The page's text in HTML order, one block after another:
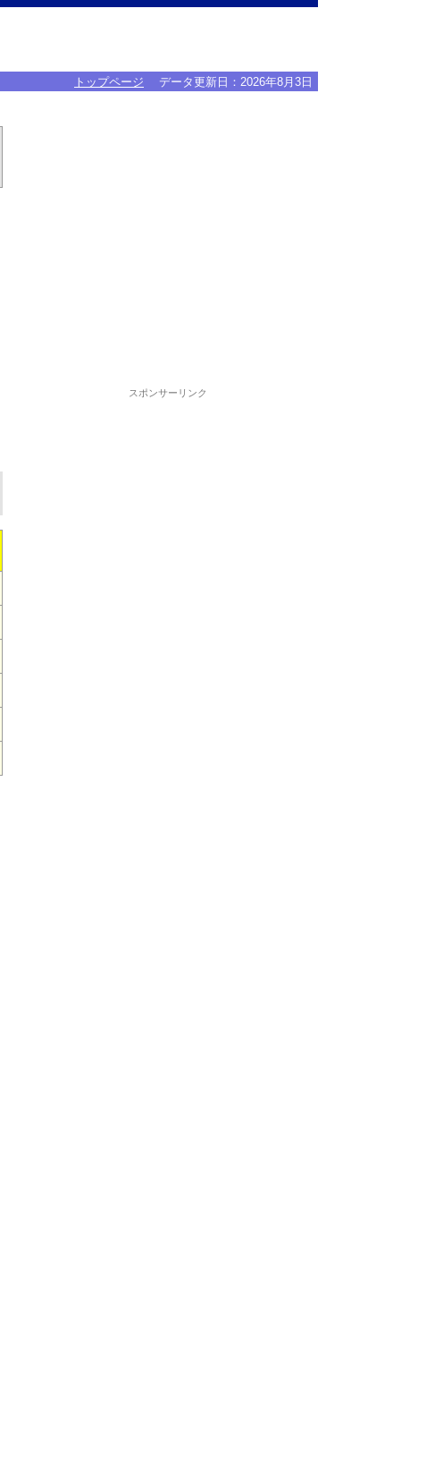
トップページ データ更新日： 2026年8月3日
スポンサーリンク